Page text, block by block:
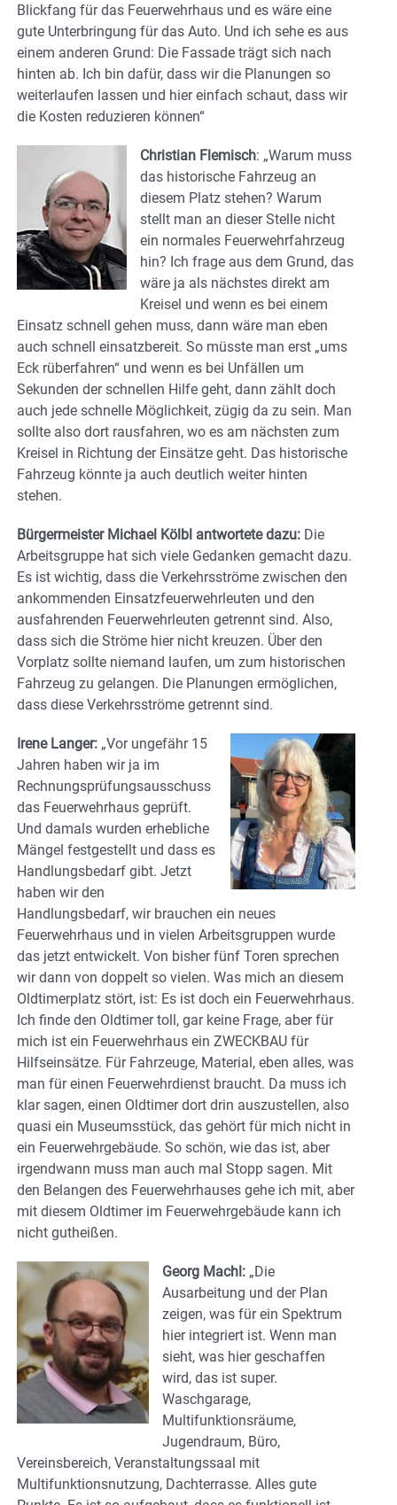
Blickfang für das Feuerwehrhaus und es wäre eine
gute Unterbringung für das Auto. Und ich sehe es aus
einem anderen Grund: Die Fassade trägt sich nach
hinten ab. Ich bin dafür, dass wir die Planungen so
weiterlaufen lassen und hier einfach schaut, dass wir
die Kosten reduzieren können“
Christian Flemisch: „Warum muss
das historische Fahrzeug an
diesem Platz stehen? Warum
stellt man an dieser Stelle nicht
ein normales Feuerwehrfahrzeug
hin? Ich frage aus dem Grund, das
wäre ja als nächstes direkt am
Kreisel und wenn es bei einem
Einsatz schnell gehen muss, dann wäre man eben
auch schnell einsatzbereit. So müsste man erst „ums
Eck rüberfahren“ und wenn es bei Unfällen um
Sekunden der schnellen Hilfe geht, dann zählt doch
auch jede schnelle Möglichkeit, zügig da zu sein. Man
sollte also dort rausfahren, wo es am nächsten zum
Kreisel in Richtung der Einsätze geht. Das historische
Fahrzeug könnte ja auch deutlich weiter hinten
stehen.
Bürgermeister Michael Kölbl antwortete dazu: Die
Arbeitsgruppe hat sich viele Gedanken gemacht dazu.
Es ist wichtig, dass die Verkehrsströme zwischen den
ankommenden Einsatzfeuerwehrleuten und den
ausfahrenden Feuerwehrleuten getrennt sind. Also,
dass sich die Ströme hier nicht kreuzen. Über den
Vorplatz sollte niemand laufen, um zum historischen
Fahrzeug zu gelangen. Die Planungen ermöglichen,
dass diese Verkehrsströme getrennt sind.
Irene Langer: „Vor ungefähr 15
Jahren haben wir ja im
Rechnungsprüfungsausschuss
das Feuerwehrhaus geprüft.
Und damals wurden erhebliche
Mängel festgestellt und dass es
Handlungsbedarf gibt. Jetzt
haben wir den
Handlungsbedarf, wir brauchen ein neues
Feuerwehrhaus und in vielen Arbeitsgruppen wurde
das jetzt entwickelt. Von bisher fünf Toren sprechen
wir dann von doppelt so vielen. Was mich an diesem
Oldtimerplatz stört, ist: Es ist doch ein Feuerwehrhaus.
Ich finde den Oldtimer toll, gar keine Frage, aber für
mich ist ein Feuerwehrhaus ein ZWECKBAU für
Hilfseinsätze. Für Fahrzeuge, Material, eben alles, was
man für einen Feuerwehrdienst braucht. Da muss ich
klar sagen, einen Oldtimer dort drin auszustellen, also
quasi ein Museumsstück, das gehört für mich nicht in
ein Feuerwehrgebäude. So schön, wie das ist, aber
irgendwann muss man auch mal Stopp sagen. Mit
den Belangen des Feuerwehrhauses gehe ich mit, aber
mit diesem Oldtimer im Feuerwehrgebäude kann ich
nicht gutheißen.
Georg Machl: „Die
Ausarbeitung und der Plan
zeigen, was für ein Spektrum
hier integriert ist. Wenn man
sieht, was hier geschaffen
wird, das ist super.
Waschgarage,
Multifunktionsräume,
Jugendraum, Büro,
Vereinsbereich, Veranstaltungssaal mit
Multifunktionsnutzung, Dachterrasse. Alles gute